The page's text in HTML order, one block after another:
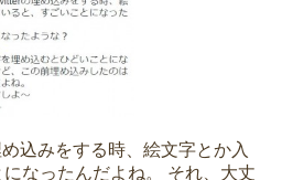
込みをする時、絵文字とか入
なったんだよね。 それ、大丈